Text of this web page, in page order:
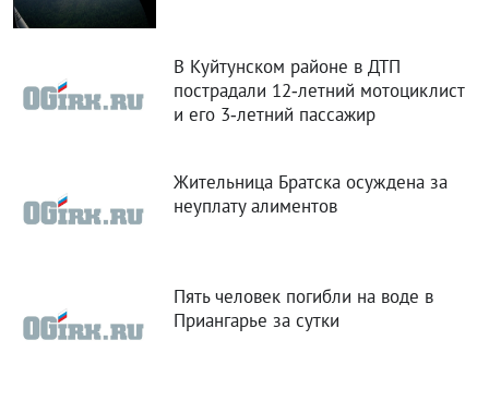
В Бодайбо приземлился спасенный
экипаж пропавшего лесопожарного